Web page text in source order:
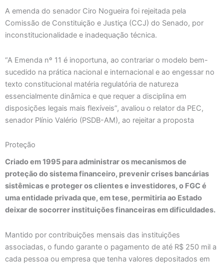
A emenda do senador Ciro Nogueira foi rejeitada pela
Comissão de Constituição e Justiça (CCJ) do Senado, por
inconstitucionalidade e inadequação técnica.
“A Emenda nº 11 é inoportuna, ao contrariar o modelo bem-
sucedido na prática nacional e internacional e ao engessar no
texto constitucional matéria regulatória de natureza
essencialmente dinâmica e que requer a disciplina em
disposições legais mais flexíveis”, avaliou o relator da PEC,
senador Plínio Valério (PSDB-AM), ao rejeitar a proposta
Proteção
Criado em 1995 para administrar os mecanismos de
proteção do sistema financeiro, prevenir crises bancárias
sistêmicas e proteger os clientes e investidores, o FGC é
uma entidade privada que, em tese, permitiria ao Estado
deixar de socorrer instituições financeiras em dificuldades.
Mantido por contribuições mensais das instituições
associadas, o fundo garante o pagamento de até R$ 250 mil a
cada pessoa ou empresa que tenha valores depositados em